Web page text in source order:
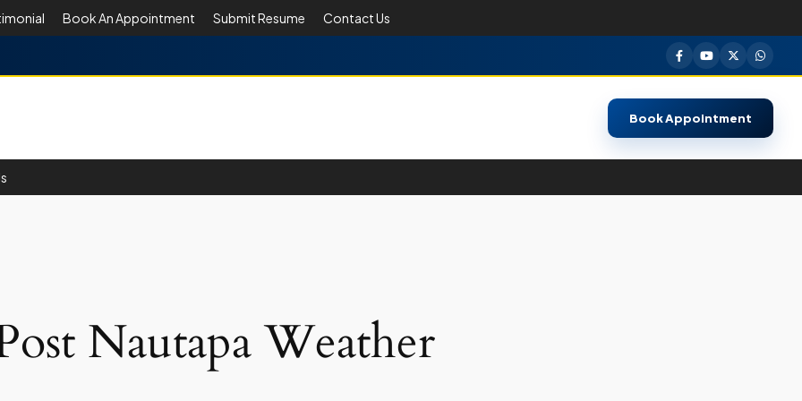
Book An Appointment Submit Resume Contact Us
Book Appointment
Nautapa Weather